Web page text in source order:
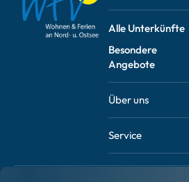
Alle Unterkünfte
Besondere
Angebote
Über uns
Service